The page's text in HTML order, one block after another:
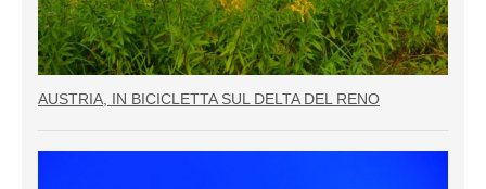
AUSTRIA, IN BICICLETTA SUL DELTA DEL RENO